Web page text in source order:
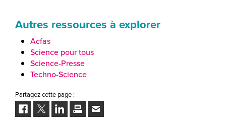
Autres ressources à explorer
Acfas
Science pour tous
Science-Presse
Techno-Science
Partagez cette page :
FacebookTwitterLinkedInImprimerEnvoyer
à